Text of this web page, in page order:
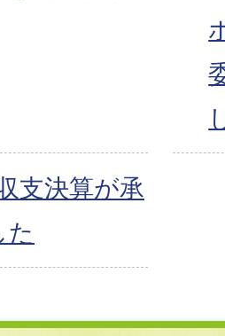
支決算が承
た